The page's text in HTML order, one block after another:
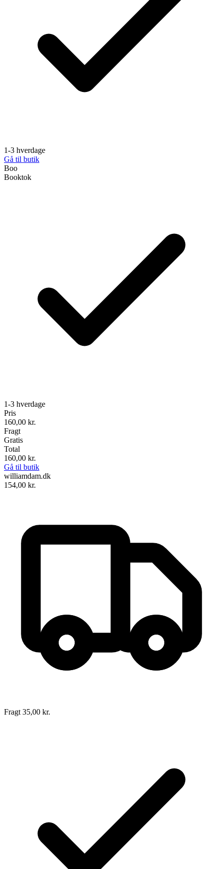
1-3 hverdage
Gå til butik
Boo
Booktok
1-3 hverdage
Pris
160,00 kr.
Fragt
Gratis
Total
160,00 kr.
Gå til butik
williamdam.dk
154,00 kr.
Fragt 35,00 kr.